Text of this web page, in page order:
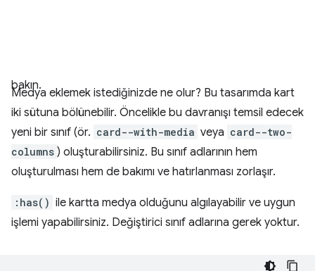
bakın.
Medya eklemek istediğinizde ne olur? Bu tasarımda kart
iki sütuna bölünebilir. Öncelikle bu davranışı temsil edecek
yeni bir sınıf (ör. card--with-media veya card--two-
columns ) oluşturabilirsiniz. Bu sınıf adlarının hem
oluşturulması hem de bakımı ve hatırlanması zorlaşır.
:has() ile kartta medya olduğunu algılayabilir ve uygun
işlemi yapabilirsiniz. Değiştirici sınıf adlarına gerek yoktur.